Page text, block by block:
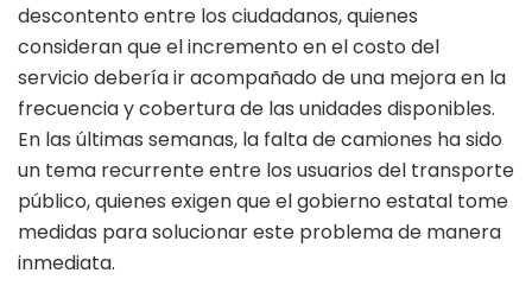
descontento entre los ciudadanos, quienes
consideran que el incremento en el costo del
servicio debería ir acompañado de una mejora en la
frecuencia y cobertura de las unidades disponibles.
En las últimas semanas, la falta de camiones ha sido
un tema recurrente entre los usuarios del transporte
público, quienes exigen que el gobierno estatal tome
medidas para solucionar este problema de manera
inmediata.